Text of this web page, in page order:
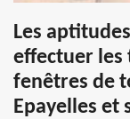
Les
effectuer les
fenêtres de
Epayelles et